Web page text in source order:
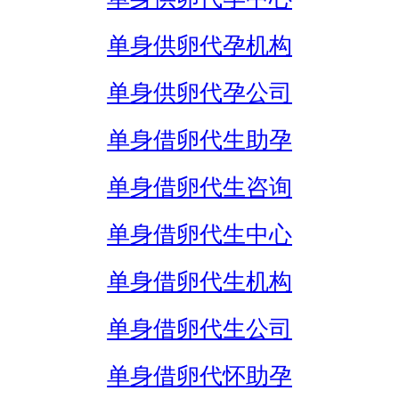
单身供卵代孕机构
单身供卵代孕公司
单身借卵代生助孕
单身借卵代生咨询
单身借卵代生中心
单身借卵代生机构
单身借卵代生公司
单身借卵代怀助孕